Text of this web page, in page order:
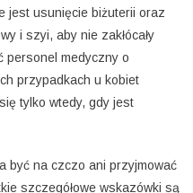
jest usunięcie biżuterii oraz
i szyi, aby nie zakłócały
personel medyczny o
przypadkach u kobiet
tylko wtedy, gdy jest
być na czczo ani przyjmować
szczegółowe wskazówki są